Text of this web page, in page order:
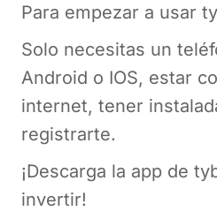
Para empezar a usar
Solo necesitas un
Android o IOS, estar
internet, tener
registrarte.
¡Descarga la app de
invertir!